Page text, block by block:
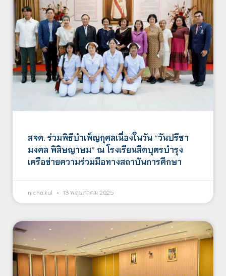
สจด. ร่วมพิธีบำเพ็ญกุศลเนื่องในวัน “วันปรีชา
มงคล พิสิษญาษม” ณ โรงเรียนสีตบุตรบำรุง
เครือข่ายความร่วมมือทางสถาบันการศึกษา
nicha.kul 13 พฤษภาคม 2025